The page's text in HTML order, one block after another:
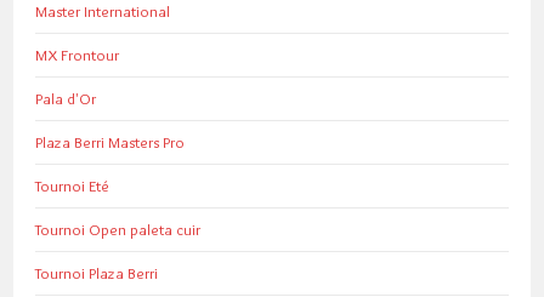
Master International
MX Frontour
Pala d'Or
Plaza Berri Masters Pro
Tournoi Eté
Tournoi Open paleta cuir
Tournoi Plaza Berri